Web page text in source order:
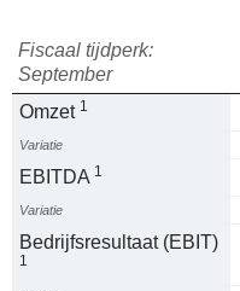
Fiscaal tijdperk:
September
Omzet 1
Variatie
EBITDA 1
Variatie
Bedrijfsresultaat (EBIT)
1